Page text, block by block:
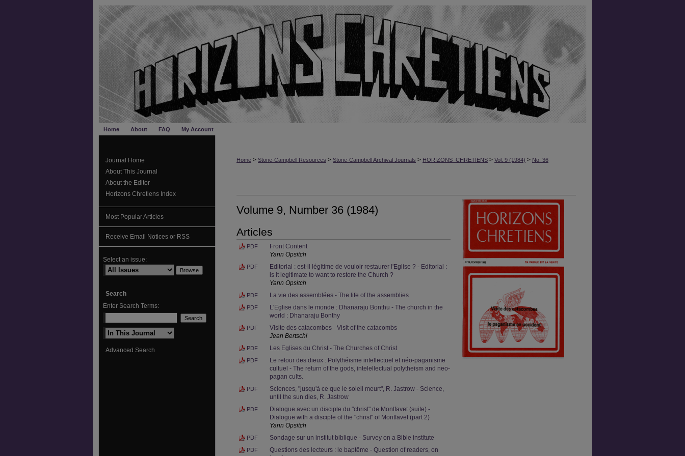
Home About FAQ My Account
Home > Stone-Campbell Resources > Stone-Campbell Archival Journals > HORIZONS_CHRETIENS > Vol. 9 (1984) > No. 36
Volume 9, Number 36 (1984)
Articles
PDF
Front Content
Yann Opsitch
PDF
Editorial : est-il légitime de vouloir restaurer l'Eglise ? - Editorial :
is it legitimate to want to restore the Church ?
Yann Opsitch
PDF La vie des assemblées - The life of the assemblies
PDF
L'Eglise dans le monde : Dhanaraju Bonthu - The church in the
world : Dhanaraju Bonthy
PDF
Visite des catacombes - Visit of the catacombs
Jean Bertschi
PDF Les Eglises du Christ - The Churches of Christ
PDF
Le retour des dieux : Polythéisme intellectuel et néo-paganisme
cultuel - The return of the gods, intelellectual polytheism and neo-
pagan cults.
PDF
Sciences, "jusqu'à ce que le soleil meurt", R. Jastrow - Science,
until the sun dies, R. Jastrow
PDF
Dialogue avec un disciple du "christ" de Montfavet (suite) -
Dialogue with a disciple of the "christ" of Montfavet (part 2)
Yann Opsitch
PDF Sondage sur un institut biblique - Survey on a Bible institute
PDF
Questions des lecteurs : le baptême - Question of readers, on
Journal Home
About This Journal
About the Editor
Horizons Chretiens Index
Most Popular Articles
Receive Email Notices or RSS
Select an issue:
Search
Enter Search Terms:
Select context to search:
Advanced Search